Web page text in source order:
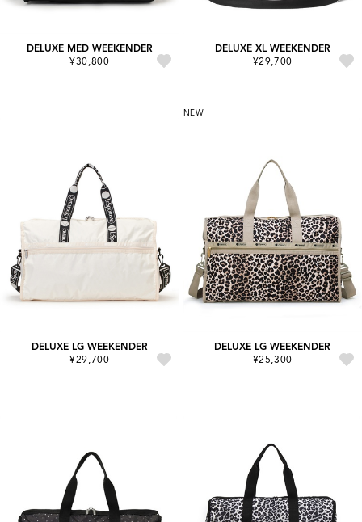
DELUXE MED WEEKENDER
¥30,800
DELUXE XL WEEKENDER
¥29,700
DELUXE LG WEEKENDER
¥29,700
NEW
DELUXE LG WEEKENDER
¥25,300